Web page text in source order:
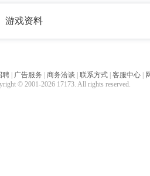
游戏资料
聘 广告服务 商务洽谈 联系方式 客服中心
© 2001-2026 17173. All rights reserved.